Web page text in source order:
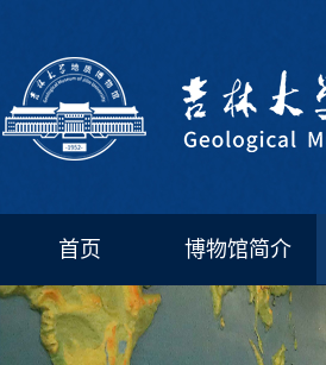
首页 博物馆简介